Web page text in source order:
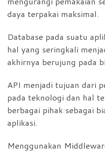
daya terpakai maksimal.
Database pada suatu
hal yang seringkali
akhirnya berujung pada
API menjadi tujuan dari
pada teknologi dan hal
berbagai pihak sebagai
aplikasi.
Menggunakan